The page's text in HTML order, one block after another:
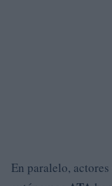
En paralelo,